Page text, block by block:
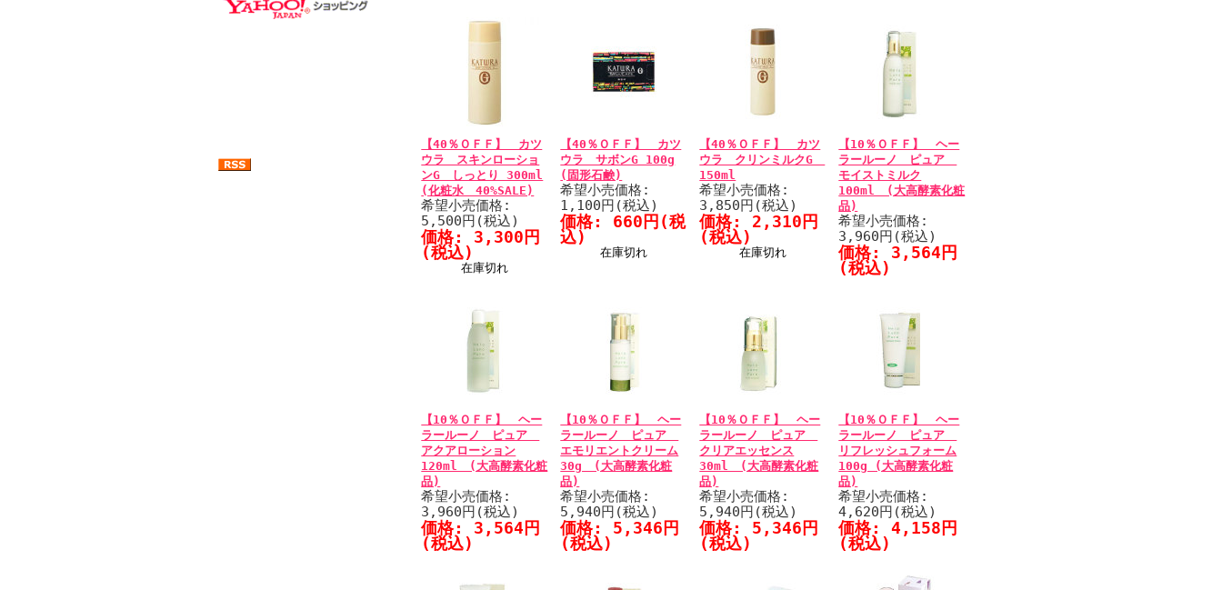
【40％ＯＦＦ】 カツ
ウラ スキンローショ
ンG しっとり 300ml
(化粧水 40%SALE)
希望小売価格:
5,500円(税込)
価格: 3,300円
(税込)
在庫切れ
【40％ＯＦＦ】 カツ
ウラ サボンG 100g
(固形石鹸)
希望小売価格:
1,100円(税込)
価格: 660円(税
込)
在庫切れ
【40％ＯＦＦ】 カツ
ウラ クリンミルクG
150ml
希望小売価格:
3,850円(税込)
価格: 2,310円
(税込)
在庫切れ
【10％ＯＦＦ】 ヘー
ラールーノ ピュア
モイストミルク
100ml (大高酵素化粧
品)
希望小売価格:
3,960円(税込)
価格: 3,564円
(税込)
【10％ＯＦＦ】 ヘー
ラールーノ ピュア
アクアローション
120ml (大高酵素化粧
品)
希望小売価格:
3,960円(税込)
価格: 3,564円
(税込)
【10％ＯＦＦ】 ヘー
ラールーノ ピュア
エモリエントクリーム
30g (大高酵素化粧
品)
希望小売価格:
5,940円(税込)
価格: 5,346円
(税込)
【10％ＯＦＦ】 ヘー
ラールーノ ピュア
クリアエッセンス
30ml (大高酵素化粧
品)
希望小売価格:
5,940円(税込)
価格: 5,346円
(税込)
【10％ＯＦＦ】 ヘー
ラールーノ ピュア
リフレッシュフォーム
100g (大高酵素化粧
品)
希望小売価格:
4,620円(税込)
価格: 4,158円
(税込)